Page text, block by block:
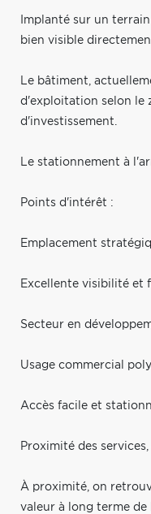
Implanté sur un
bien visible
Le bâtiment,
d'exploitation selon le
d'investissement.
Le stationnement à
Points d'intérêt :
Emplacement
Excellente visibilité et
Secteur en
Usage commercial
Accès facile et
Proximité des
À proximité, on
valeur à long terme de